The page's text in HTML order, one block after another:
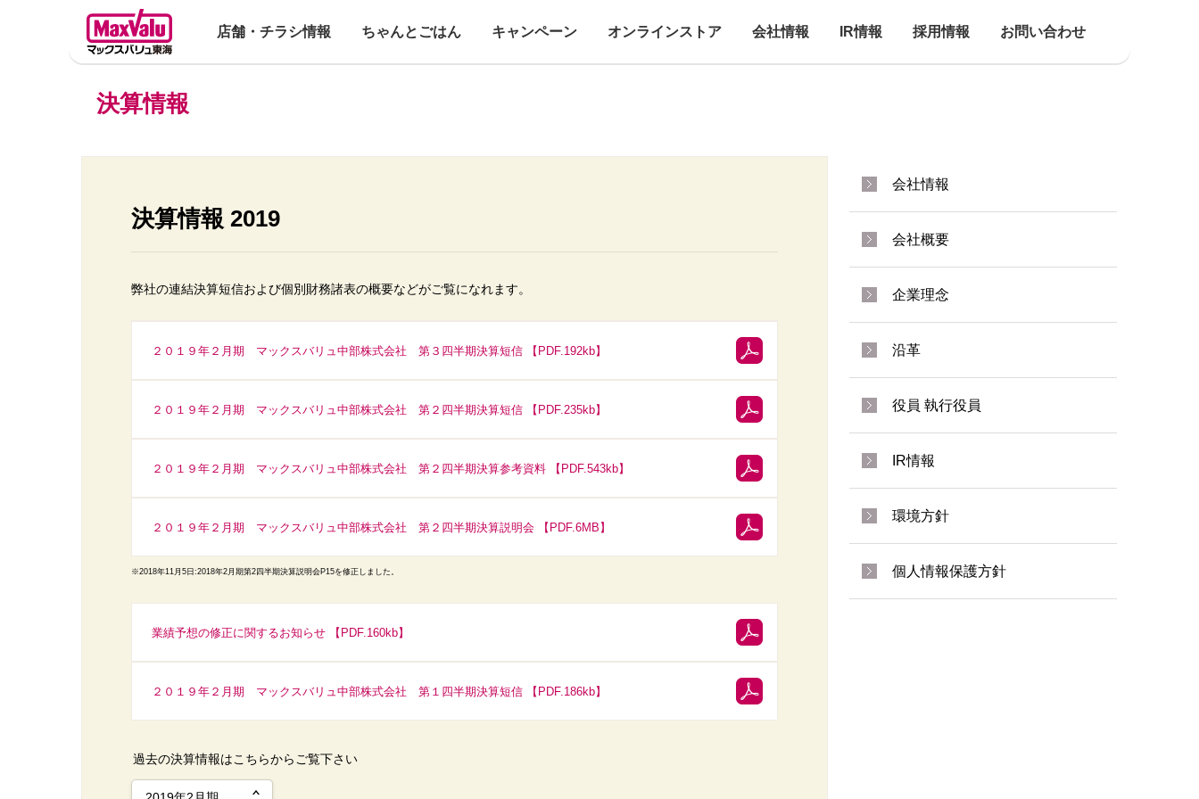
店舗・チラシ情報 ちゃんとごはん キャンペーン オンラインストア 会社情報 IR情報 採用情報 お問い合わせ
決算情報
決算情報 2019
弊社の連結決算短信および個別財務諸表の概要などがご覧になれます。
２０１９年２月期 マックスバリュ中部株式会社 第３四半期決算短信 【PDF.192kb】
２０１９年２月期 マックスバリュ中部株式会社 第２四半期決算短信 【PDF.235kb】
２０１９年２月期 マックスバリュ中部株式会社 第２四半期決算参考資料 【PDF.543kb】
２０１９年２月期 マックスバリュ中部株式会社 第２四半期決算説明会 【PDF.6MB】
※2018年11月5日:2018年2月期第2四半期決算説明会P15を修正しました。
業績予想の修正に関するお知らせ 【PDF.160kb】
２０１９年２月期 マックスバリュ中部株式会社 第１四半期決算短信 【PDF.186kb】
過去の決算情報はこちらからご覧下さい
会社情報
会社概要
企業理念
沿革
役員 執行役員
IR情報
環境方針
個人情報保護方針